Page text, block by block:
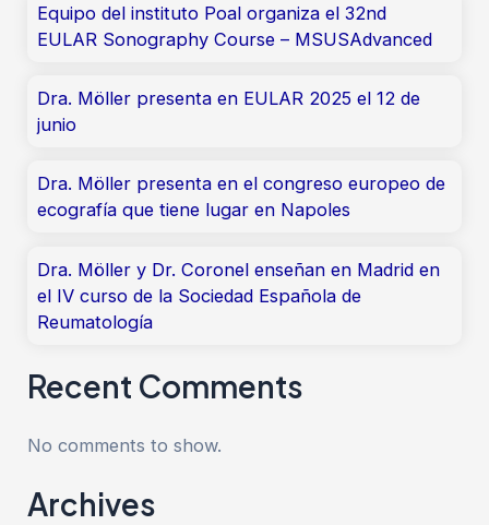
Equipo del instituto Poal organiza el 32nd
EULAR Sonography Course – MSUSAdvanced
Dra. Möller presenta en EULAR 2025 el 12 de
junio
Dra. Möller presenta en el congreso europeo de
ecografía que tiene lugar en Napoles
Dra. Möller y Dr. Coronel enseñan en Madrid en
el IV curso de la Sociedad Española de
Reumatología
Recent Comments
No comments to show.
Archives